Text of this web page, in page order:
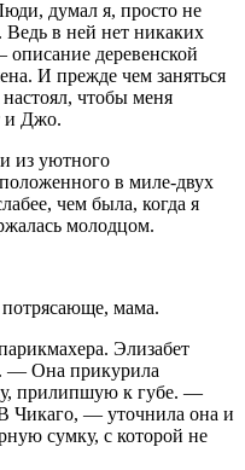
думал я, просто не
в ней нет никаких
деревенской
И прежде чем заняться
чтобы меня
и Джо.
из уютного
в миле-двух
чем была, когда я
молодцом.
мама.
Элизабет
— Она прикурила
прилипшую к губе. —
Чикаго, — уточнила она и
сумку, с которой не